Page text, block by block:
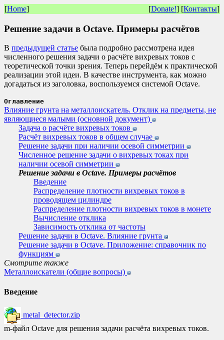
[Home] [Donate!] [Контакты]
Решение задачи в Octave. Примеры расчётов
В предыдущей статье была подробно рассмотрена идея
численного решения задачи о расчёте вихревых токов с
теоретической точки зрения. Теперь перейдём к практической
реализации этой идеи. В качестве инструмента, как можно
догадаться из заголовка, воспользуемся системой Octave.
Оглавление
Влияние грунта на металлоискатель. Отклик на предметы, не
являющиеся малыми (основной документ)
Задача о расчёте вихревых токов
Расчёт вихревых токов в общем случае
Решение задачи при наличии осевой симметрии
Численное решение задачи о вихревых токах при
наличии осевой симметрии
Решение задачи в Octave. Примеры расчётов
Введение
Распределение плотности вихревых токов в
проводящем цилиндре
Распределение плотности вихревых токов в монете
Вычисление отклика
Зависимость отклика от частоты
Решение задачи в Octave. Влияние грунта
Решение задачи в Octave. Приложение: справочник по
функциям
Смотрите также
Металлоискатели (общие вопросы)
Введение
metal_detector.zip
m-файл Octave для решения задачи расчёта вихревых токов.